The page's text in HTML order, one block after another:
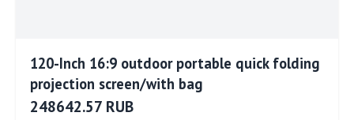
120-Inch 16:9 outdoor portable quick folding
projection screen/with bag
248642.57 RUB